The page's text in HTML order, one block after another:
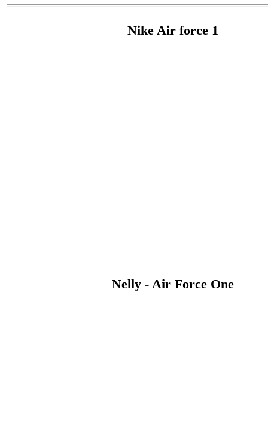
Nike Air force 1
Nelly - Air Force One